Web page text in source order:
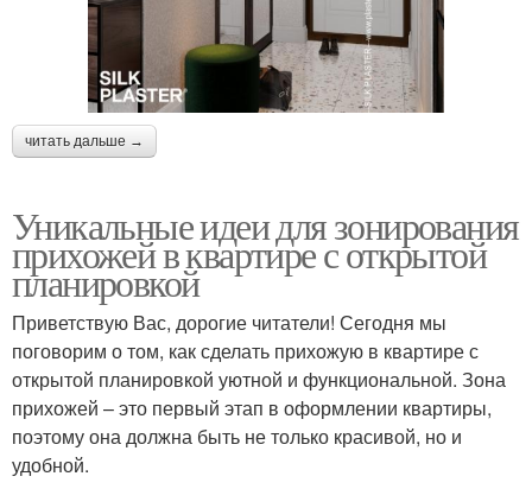
читать дальше →
Уникальные идеи для зонирования
прихожей в квартире с открытой
планировкой
Приветствую Вас, дорогие читатели! Сегодня мы
поговорим о том, как сделать прихожую в квартире с
открытой планировкой уютной и функциональной. Зона
прихожей – это первый этап в оформлении квартиры,
поэтому она должна быть не только красивой, но и
удобной.